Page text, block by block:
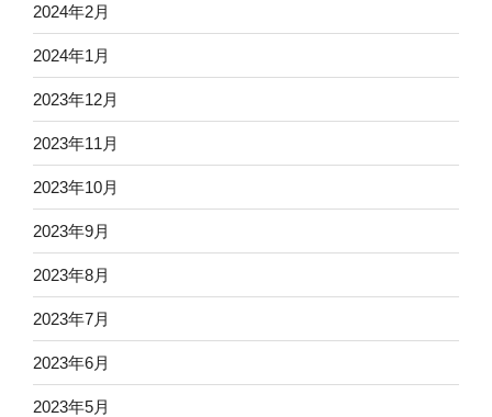
2024年2月
2024年1月
2023年12月
2023年11月
2023年10月
2023年9月
2023年8月
2023年7月
2023年6月
2023年5月